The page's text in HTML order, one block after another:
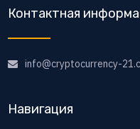
Контактная
info@cryptocurrency-
Навигация